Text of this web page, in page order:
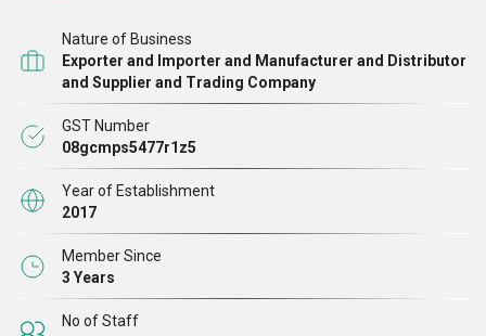
वेयरहाउसिंग सुविधा उत्पादों की उत्कृष्ट गुणवत्ता के
अलावा, हम उन्हें बिना किसी परेशानी के सीधे आपके घर तक पहुंचाने
के लिए भी प्रतिबद्ध हैं। और इसलिए, हमने वेयरहाउसिंग सुविधा को
बनाए रखा है। हमारी पूरी तरह से फिट की गई वेयरहाउस सुविधा हमें
गुणवत्ता नियंत्रण से समझौता किए बिना बड़ी मात्रा में स्टॉक को
प्रभावी ढंग से संभालने की अनुमति देती
Nature of Business
Exporter and Importer and Manufacturer and Distributor
and Supplier and Trading Company
GST Number
08gcmps5477r1z5
Year of Establishment
2017
Member Since
3 Years
No of Staff